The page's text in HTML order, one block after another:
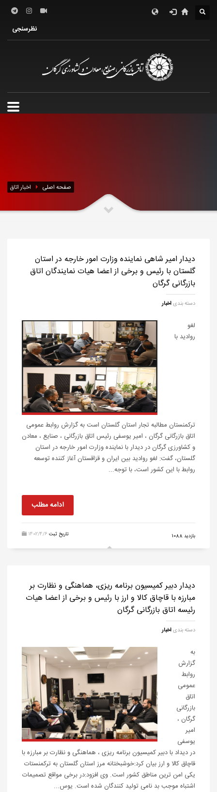
درباره اتاق
معرفی استان
نظرسنجی
اخبار اتاق صفحه اصلی
دیدار امیر شاهی نماینده وزارت امور خارجه در استان
گلستان با رئیس و برخی از اعضا هیات نمایندگان اتاق
بازرگانی گرگان
دسته بندیاخبار
لغو
روادید با
ترکمنستان مطالبه تجار استان گلستان است به گزارش روابط عمومی
اتاق بازرگانی گرگان ، امیر یوسفی رئیس اتاق بازرگانی ، صنایع ، معادن
و کشاورزی گرگان در دیدار با نماینده وزارت امور خارجه در استان
گلستان، گفت: لغو روادید بین ایران و قزاقستان آغاز کننده توسعه
روابط با این کشور است، با توجه...
ادامه مطلب
1402/4/6 تاریخ ثبت بازدید 1088
دیدار دبیر کمیسیون برنامه ریزی، هماهنگی و نظارت بر
مبارزه با قاچاق کالا و ارز با رئیس و برخی از اعضا هیات
رئیسه اتاق بازرگانی گرگان
دسته بندیاخبار
به
گزارش
روابط
عمومی
اتاق
بازرگانی
گرگان ،
امیر
یوسفی
در دیداد با دبیر کمیسیون برنامه ریزی ، هماهنگی و نظارت بر مبارزه با
قاچاق کالا و ارز بیان کرد:خوشبختانه مرز استان گلستان به ترکمنستات
یکی امن ترین مناطق کشور است. وی افزود:در برخی مواقع تصمیمات
اشتباه موجب بد نامی تولید کنندگان شده است. یوس...